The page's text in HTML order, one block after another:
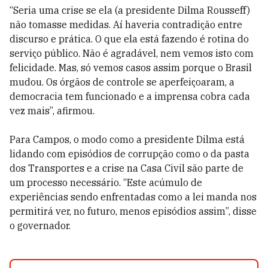
“Seria uma crise se ela (a presidente Dilma Rousseff)
não tomasse medidas. Aí haveria contradição entre
discurso e prática. O que ela está fazendo é rotina do
serviço público. Não é agradável, nem vemos isto com
felicidade. Mas, só vemos casos assim porque o Brasil
mudou. Os órgãos de controle se aperfeiçoaram, a
democracia tem funcionado e a imprensa cobra cada
vez mais”, afirmou.
Para Campos, o modo como a presidente Dilma está
lidando com episódios de corrupção como o da pasta
dos Transportes e a crise na Casa Civil são parte de
um processo necessário. “Este acúmulo de
experiências sendo enfrentadas como a lei manda nos
permitirá ver, no futuro, menos episódios assim”, disse
o governador.